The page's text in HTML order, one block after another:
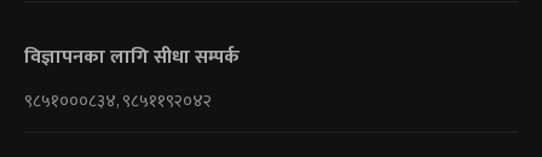
विज्ञापनका लागि सीधा सम्पर्क
९८५१०००८३४, ९८५११९२०४२